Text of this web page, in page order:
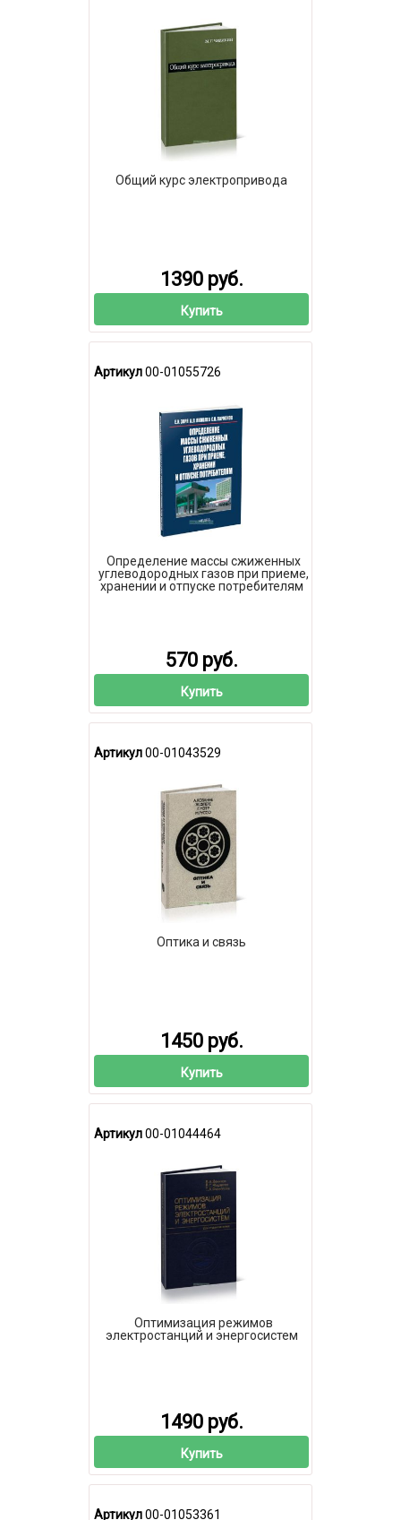
Общий курс электропривода
1390 руб.
Купить
Артикул00-01055726
Определение массы сжиженных
углеводородных газов при приеме,
хранении и отпуске потребителям
570 руб.
Купить
Артикул00-01043529
Оптика и связь
1450 руб.
Купить
Артикул00-01044464
Оптимизация режимов
электростанций и энергосистем
1490 руб.
Купить
Артикул00-01053361